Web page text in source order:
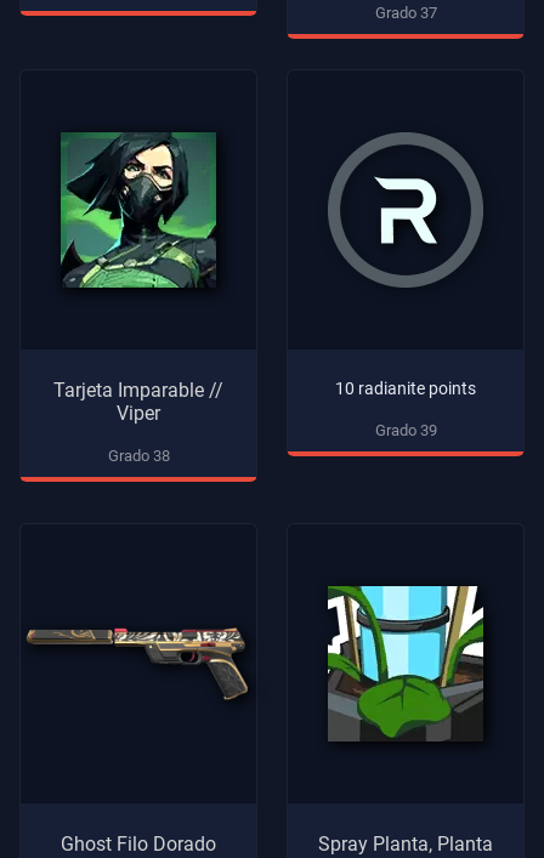
Grado 37
Tarjeta Imparable //
Viper
Grado 38
10 radianite points
Grado 39
Ghost Filo Dorado Spray Planta, Planta